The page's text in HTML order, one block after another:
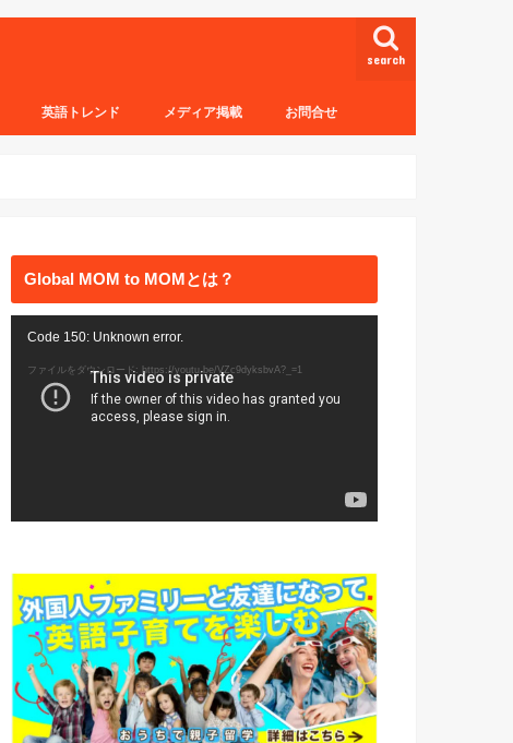
search
英語トレンド メディア掲載 お問合せ
Global MOM to MOMとは？
Code 150: Unknown error.
ファイルをダウンロード: https://youtu.be/VZc9dyksbvA?_=1